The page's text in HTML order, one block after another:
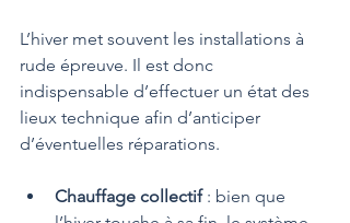
L’hiver met souvent les installations à
rude épreuve. Il est donc
indispensable d’effectuer un état des
lieux technique afin d’anticiper
d’éventuelles réparations.
Chauffage collectif : bien que